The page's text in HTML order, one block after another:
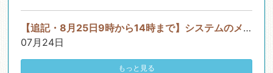
【追記・8月25日9時から14時まで】システムのメンテナンスについて
07月24日
もっと見る